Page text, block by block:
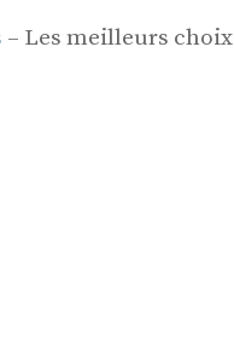
– Les meilleurs choix